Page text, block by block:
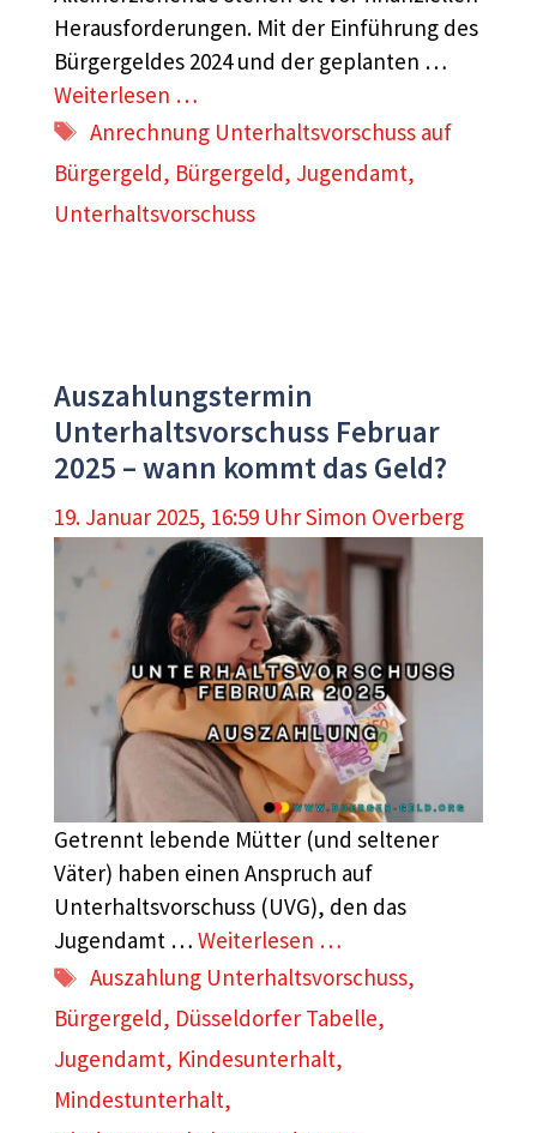
Herausforderungen. Mit der Einführung des
Bürgergeldes 2024 und der geplanten …
Weiterlesen …
Schlagwörter
Anrechnung Unterhaltsvorschuss auf
Bürgergeld, Bürgergeld, Jugendamt,
Unterhaltsvorschuss
Auszahlungstermin
Unterhaltsvorschuss Februar
2025 – wann kommt das Geld?
19. Januar 2025, 16:59 UhrSimon Overberg
Getrennt lebende Mütter (und seltener
Väter) haben einen Anspruch auf
Unterhaltsvorschuss (UVG), den das
Jugendamt … Weiterlesen …
Schlagwörter
Auszahlung Unterhaltsvorschuss,
Bürgergeld, Düsseldorfer Tabelle,
Jugendamt, Kindesunterhalt,
Mindestunterhalt,